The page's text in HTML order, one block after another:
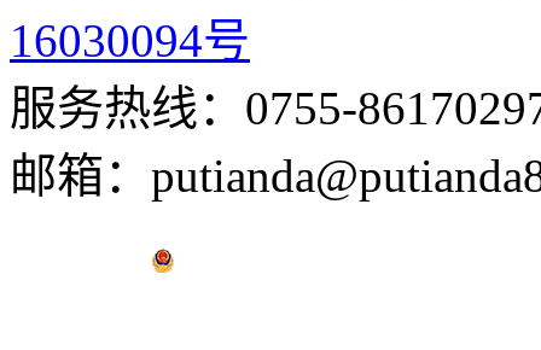
16030094号
服务热线：0755-
邮箱：